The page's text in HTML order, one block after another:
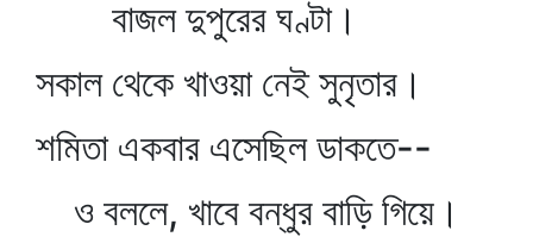
বাজল দুপুরের ঘণ্টা।
সকাল থেকে খাওয়া নেই সুনৃতার।
শমিতা একবার এসেছিল ডাকতে--
ও বললে, খাবে বন্ধুর বাড়ি গিয়ে।